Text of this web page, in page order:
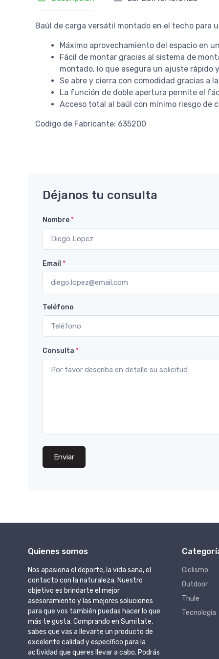
Baúl de carga versátil montado en el techo para
Máximo aprovechamiento del espacio en
Fácil de montar gracias al sistema de
montado, lo que asegura un ajuste rápido
Se abre y cierra con comodidad gracias a
La función de doble apertura permite el
Acceso total al baúl con mínimo riesgo de
Codigo de Fabricante: 635200
Déjanos tu consulta
Nombre*
Email *
Teléfono
Consulta *
Enviar
Quienes somos
Nos apasiona el deporte, la vida sana, el
contacto con la naturaleza. Nuestro
objetivo es brindarte el mejor
asesoramiento y las mejores soluciones
para que vos también puedas hacer lo que
más te gusta. Comprando en Sumitate,
sabes que vas a llevarte un producto de
excelente calidad y específico para la
actividad que queres llevar a cabo. Podrás
Ciclismo
Outdoor
Thule
Tecnología